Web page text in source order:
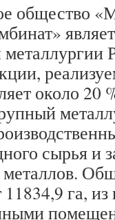
общество
около 20
сырья и
га,